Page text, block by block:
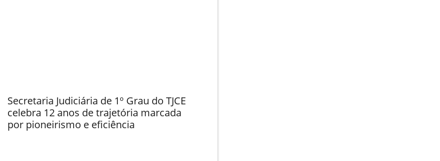
Secretaria Judiciária de 1º Grau do TJCE
celebra 12 anos de trajetória marcada
por pioneirismo e eficiência